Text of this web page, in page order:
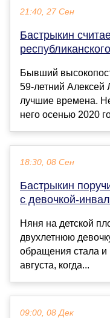
21:40, 27 Сен
Бастрыкин
Бывший
59-летний
лучшие времена.
него осенью 2020
18:30, 08 Сен
Бастрыкин
с девочкой-
Няня на детской
двухлетнюю
обращения стала
августа, когда...
09:00, 08 Дек